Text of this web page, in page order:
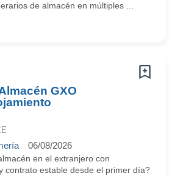
de almacén en múltiples ...
GXO
06/08/2026
en el extranjero con
contrato estable desde el primer día?